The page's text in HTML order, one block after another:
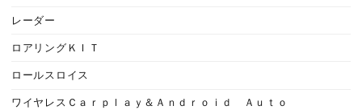
レーダー
ロアリングＫＩＴ
ロールスロイス
ワイヤレスＣａｒｐｌａｙ＆Ａｎｄｒｏｉｄ Ａｕｔｏ